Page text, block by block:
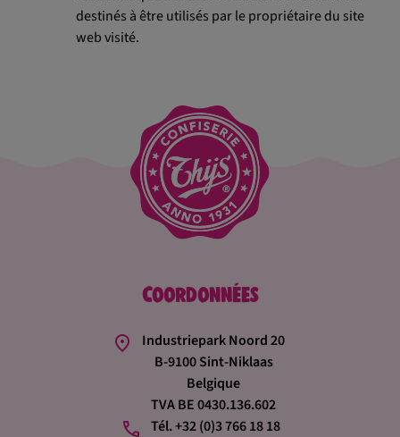
destinés à être utilisés par le propriétaire du site
web visité.
Coordonnées
Industriepark Noord 20
B-9100 Sint-Niklaas
Belgique
TVA BE 0430.136.602
Tél. +32 (0)3 766 18 18